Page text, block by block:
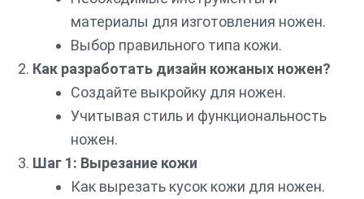
материалы для изготовления ножен.
Выбор правильного типа кожи.
Как разработать дизайн кожаных ножен?
Создайте выкройку для ножен.
Учитывая стиль и функциональность
ножен.
Шаг 1: Вырезание кожи
Как вырезать кусок кожи для ножен.